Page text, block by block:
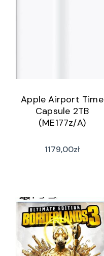
Apple Airport Time
Capsule 2TB
(ME177z/A)
1179,00zł